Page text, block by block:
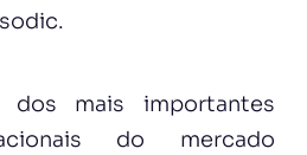
dos mais importantes
do mercado